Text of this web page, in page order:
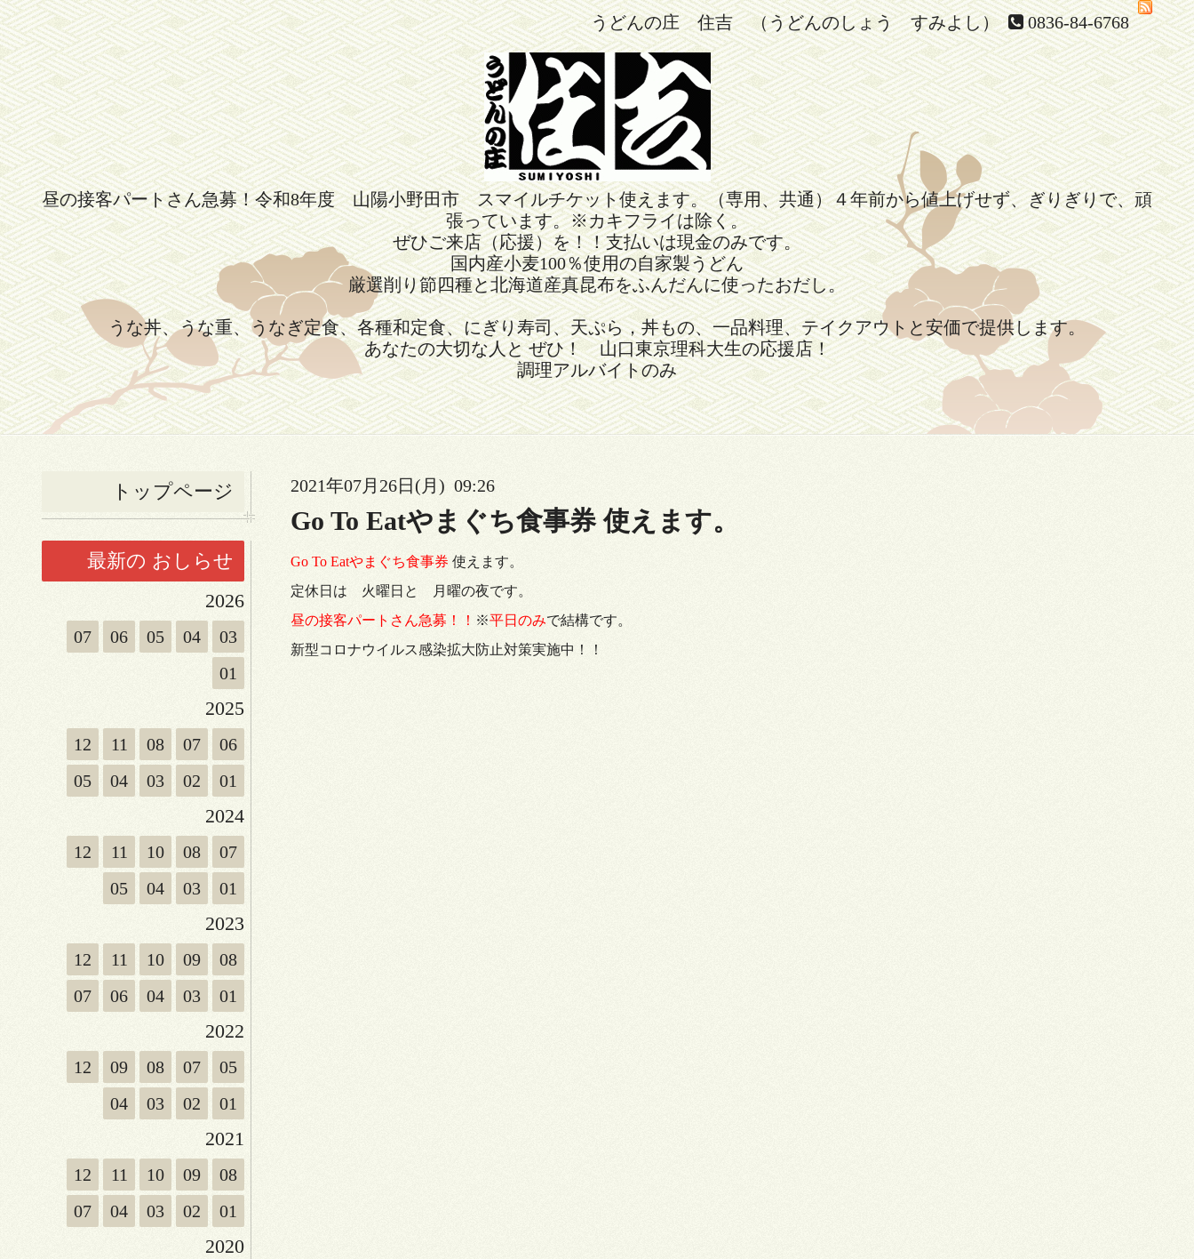
0836-84-6768
うどんの庄 住吉 （うどんのしょう すみよし）
昼の接客パートさん急募！令和8年度 山陽小野田市 スマイルチケット使えます。（専用、共通）４年前から値上げせず、ぎりぎりで、頑
張っています。※カキフライは除く。
ぜひご来店（応援）を！！支払いは現金のみです。
国内産小麦100％使用の自家製うどん
厳選削り節四種と北海道産真昆布をふんだんに使ったおだし。
うな丼、うな重、うなぎ定食、各種和定食、にぎり寿司、天ぷら，丼もの、一品料理、テイクアウトと安価で提供します。
あなたの大切な人と ぜひ！ 山口東京理科大生の応援店！
調理アルバイトのみ
トップページ
最新の おしらせ
2026
07 06 05 04
03
01
2025
12 11 08 07
06
05
04 03 02 01
2024
12 11 10 08
07
05
04 03 01
2023
12 11 10 09
08
07
06 04 03 01
2022
12 09 08 07
05
04
03 02 01
2021
12 11 10 09
08
07
04 03 02 01
2020
2021年07月26日(月) 09:26
Go To Eatやまぐち食事券 使えます。
Go To Eatやまぐち食事券 使えます。
定休日は 火曜日と 月曜の夜です。
昼の接客パートさん急募！！ ※平日のみで結構です。
新型コロナウイルス感染拡大防止対策実施中！！